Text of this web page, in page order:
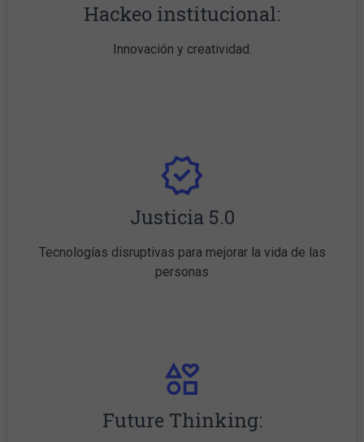
Hackeo institucional:
Innovación y creatividad.
Justicia 5.0
Tecnologías disruptivas para mejorar la vida de las
personas
Future Thinking: